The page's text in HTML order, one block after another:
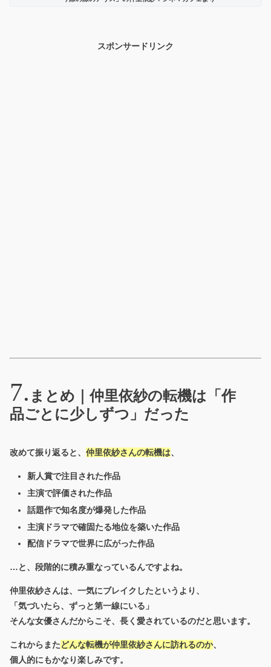
スポンサードリンク
まとめ｜仲里依紗の転機は「作
品ごとに少しずつ」だった
改めて振り返ると、 仲里依紗さんの転機は、
新人賞で注目された作品
主演で評価された作品
話題作で知名度が爆発した作品
主演ドラマで確固たる地位を築いた作品
配信ドラマで世界に広がった作品
…と、 段階的に積み重なっているんですよね。
仲里依紗さんは、一気にブレイクしたというより、
「気づいたら、ずっと第一線にいる」
そんな女優さんだからこそ、長く愛されているのだと思います。
これからまたどんな転機が仲里依紗さんに訪れるのか、
個人的にもかなり楽しみです。